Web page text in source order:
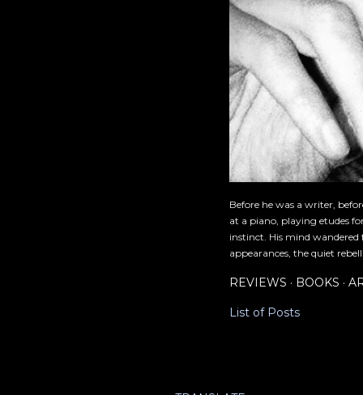
Before he was a writer,
at a piano, playing etudes
instinct. His mind
appearances, the quiet
REVIEWS BOOKS
List of Posts